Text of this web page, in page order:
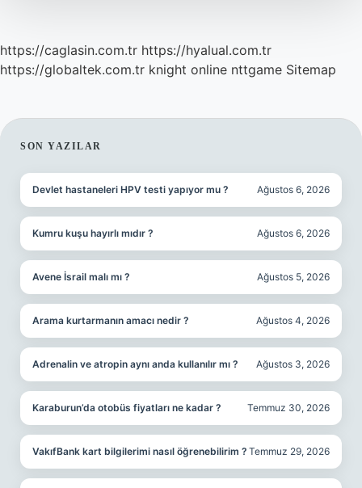
https://caglasin.com.tr https://hyalual.com.tr
https://globaltek.com.tr knight online nttgame Sitemap
SIDEBAR
SON YAZILAR
Devlet hastaneleri HPV testi yapıyor mu ? Ağustos 6, 2026
Kumru kuşu hayırlı mıdır ? Ağustos 6, 2026
Avene İsrail malı mı ? Ağustos 5, 2026
Arama kurtarmanın amacı nedir ? Ağustos 4, 2026
Adrenalin ve atropin aynı anda kullanılır mı ? Ağustos 3, 2026
Karaburun’da otobüs fiyatları ne kadar ? Temmuz 30, 2026
VakıfBank kart bilgilerimi nasıl öğrenebilirim ? Temmuz 29, 2026